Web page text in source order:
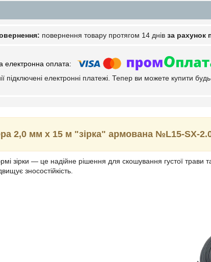
повернення товару протягом 14 днів за рахунок
підключені електронні платежі. Тепер ви можете купити
2,0 мм х 15 м "зірка" армована №L15-SX-
зірки — це надійне рішення для скошування густої трави
зносостійкість.